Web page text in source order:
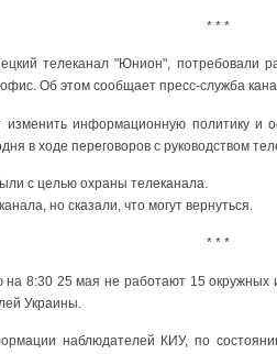
* * *
телеканал "Юнион", потребовали
Об этом сообщает пресс-служба
информационную политику и
в ходе переговоров с руководством
с целью охраны телеканала.
но сказали, что могут вернуться.
* * *
на 8:30 25 мая не работают 15 окружных
Украины.
наблюдателей КИУ, по